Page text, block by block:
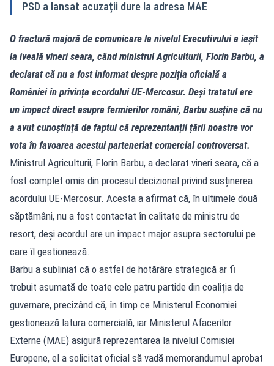
PSD a lansat acuzații dure la adresa MAE
O fractură majoră de comunicare la nivelul Executivului a ieșit
la iveală vineri seara, când ministrul Agriculturii, Florin Barbu, a
declarat că nu a fost informat despre poziția oficială a
României în privința acordului UE-Mercosur. Deși tratatul are
un impact direct asupra fermierilor români, Barbu susține că nu
a avut cunoștință de faptul că reprezentanții țării noastre vor
vota în favoarea acestui parteneriat comercial controversat.
Ministrul Agriculturii, Florin Barbu, a declarat vineri seara, că a
fost complet omis din procesul decizional privind susținerea
acordului UE-Mercosur. Acesta a afirmat că, în ultimele două
săptămâni, nu a fost contactat în calitate de ministru de
resort, deși acordul are un impact major asupra sectorului pe
care îl gestionează.
Barbu a subliniat că o astfel de hotărâre strategică ar fi
trebuit asumată de toate cele patru partide din coaliția de
guvernare, precizând că, în timp ce Ministerul Economiei
gestionează latura comercială, iar Ministerul Afacerilor
Externe (MAE) asigură reprezentarea la nivelul Comisiei
Europene, el a solicitat oficial să vadă memorandumul aprobat